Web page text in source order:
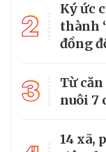
2
Ký ức
thành
đồng
3
Từ
nuôi 7
14 xã,